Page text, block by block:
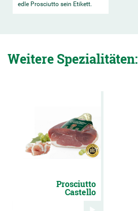
edle Prosciutto sein Etikett.
Weitere Spezialitäten:
Prosciutto
Castello